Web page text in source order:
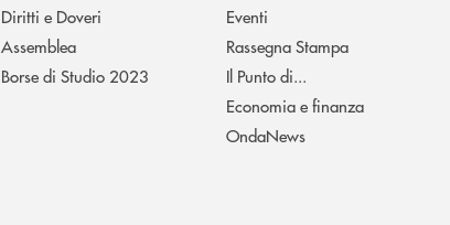
Diritti e Doveri
Assemblea
Borse di Studio 2023
Eventi
Rassegna Stampa
Il Punto di...
Economia e finanza
OndaNews